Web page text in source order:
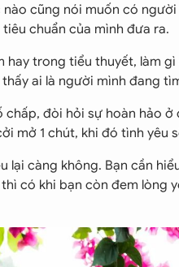
cũng nói muốn có
chuẩn của mình đưa ra.
trong tiểu thuyết, làm
ai là người mình đang
đòi hỏi sự hoàn hảo
mở 1 chút, khi đó tình yêu
lại càng không. Bạn cần
có khi bạn còn đem lòng